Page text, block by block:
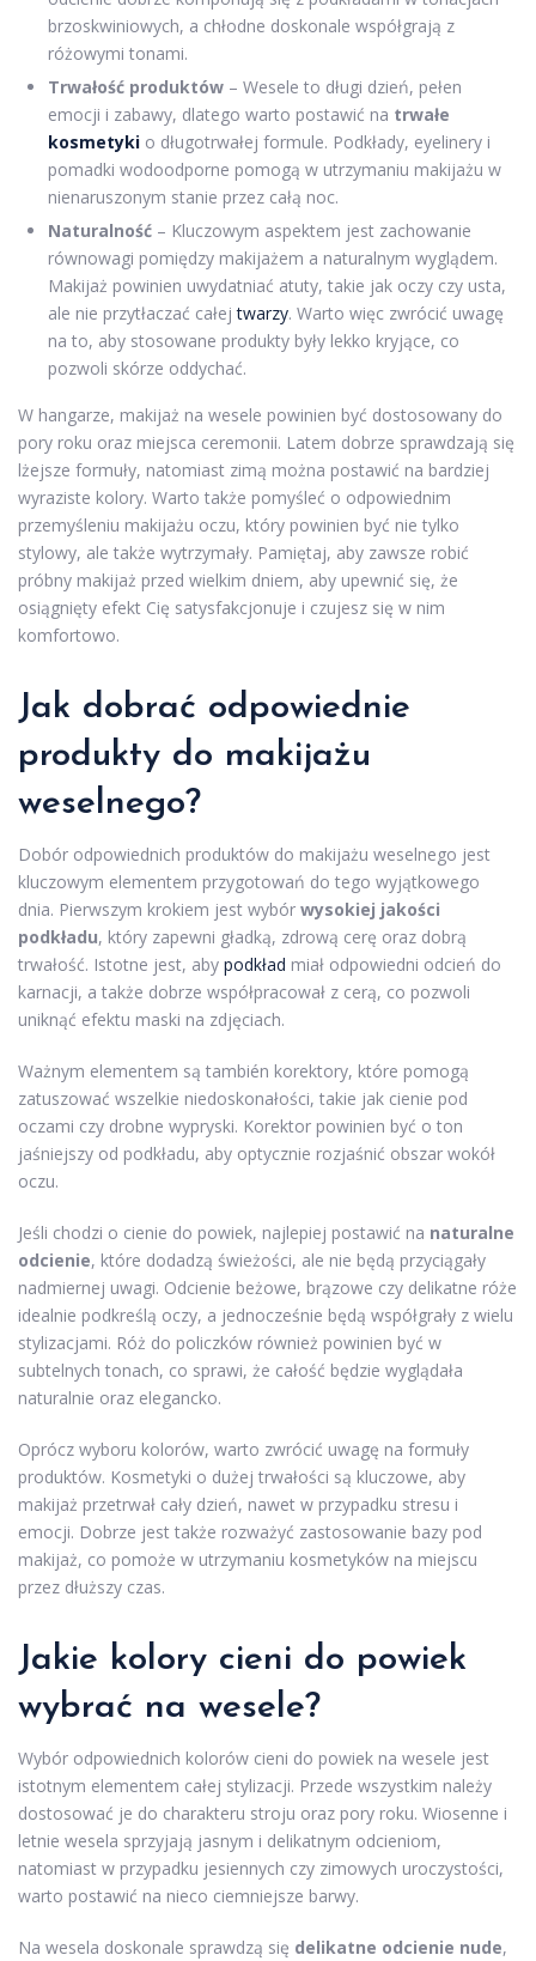
brzoskwiniowych, a chłodne doskonale współgrają z
różowymi tonami.
Trwałość produktów – Wesele to długi dzień, pełen
emocji i zabawy, dlatego warto postawić na trwałe
kosmetyki o długotrwałej formule. Podkłady, eyelinery i
pomadki wodoodporne pomogą w utrzymaniu makijażu w
nienaruszonym stanie przez całą noc.
Naturalność – Kluczowym aspektem jest zachowanie
równowagi pomiędzy makijażem a naturalnym wyglądem.
Makijaż powinien uwydatniać atuty, takie jak oczy czy usta,
ale nie przytłaczać całejtwarzy. Warto więc zwrócić uwagę
na to, aby stosowane produkty były lekko kryjące, co
pozwoli skórze oddychać.
W hangarze, makijaż na wesele powinien być dostosowany do
pory roku oraz miejsca ceremonii. Latem dobrze sprawdzają się
lżejsze formuły, natomiast zimą można postawić na bardziej
wyraziste kolory. Warto także pomyśleć o odpowiednim
przemyśleniu makijażu oczu, który powinien być nie tylko
stylowy, ale także wytrzymały. Pamiętaj, aby zawsze robić
próbny makijaż przed wielkim dniem, aby upewnić się, że
osiągnięty efekt Cię satysfakcjonuje i czujesz się w nim
komfortowo.
Jak dobrać odpowiednie
produkty do makijażu
weselnego?
Dobór odpowiednich produktów do makijażu weselnego jest
kluczowym elementem przygotowań do tego wyjątkowego
dnia. Pierwszym krokiem jest wybór wysokiej jakości
podkładu, który zapewni gładką, zdrową cerę oraz dobrą
trwałość. Istotne jest, aby podkład miał odpowiedni odcień do
karnacji, a także dobrze współpracował z cerą, co pozwoli
uniknąć efektu maski na zdjęciach.
Ważnym elementem są también korektory, które pomogą
zatuszować wszelkie niedoskonałości, takie jak cienie pod
oczami czy drobne wypryski. Korektor powinien być o ton
jaśniejszy od podkładu, aby optycznie rozjaśnić obszar wokół
oczu.
Jeśli chodzi o cienie do powiek, najlepiej postawić na naturalne
odcienie, które dodadzą świeżości, ale nie będą przyciągały
nadmiernej uwagi. Odcienie beżowe, brązowe czy delikatne róże
idealnie podkreślą oczy, a jednocześnie będą współgrały z wielu
stylizacjami. Róż do policzków również powinien być w
subtelnych tonach, co sprawi, że całość będzie wyglądała
naturalnie oraz elegancko.
Oprócz wyboru kolorów, warto zwrócić uwagę na formuły
produktów. Kosmetyki o dużej trwałości są kluczowe, aby
makijaż przetrwał cały dzień, nawet w przypadku stresu i
emocji. Dobrze jest także rozważyć zastosowanie bazy pod
makijaż, co pomoże w utrzymaniu kosmetyków na miejscu
przez dłuższy czas.
Jakie kolory cieni do powiek
wybrać na wesele?
Wybór odpowiednich kolorów cieni do powiek na wesele jest
istotnym elementem całej stylizacji. Przede wszystkim należy
dostosować je do charakteru stroju oraz pory roku. Wiosenne i
letnie wesela sprzyjają jasnym i delikatnym odcieniom,
natomiast w przypadku jesiennych czy zimowych uroczystości,
warto postawić na nieco ciemniejsze barwy.
Na wesela doskonale sprawdzą się delikatne odcienie nude,